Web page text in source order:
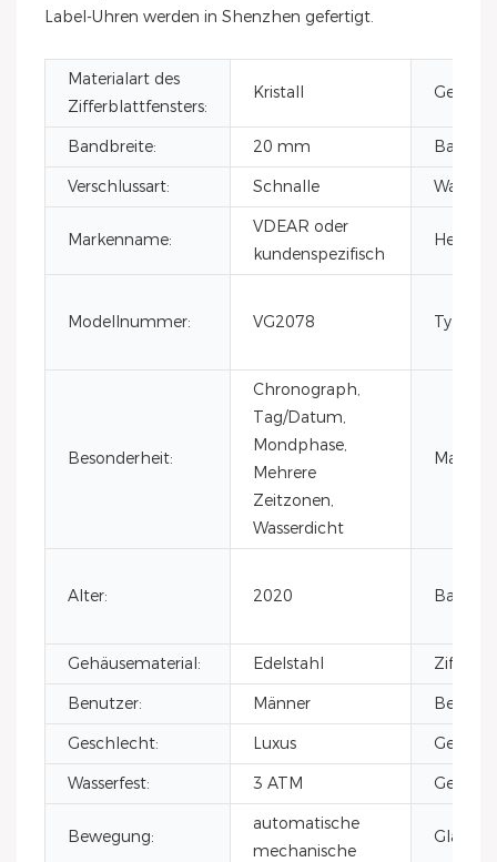
Label-Uhren werden in Shenzhen gefertigt.
Materialart des
Zifferblattfensters:
Kristall
Bandbreite: 20 mm
Verschlussart:
Schnalle
Markenname:
VDEAR oder
kundenspezifisch
Modellnummer: VG2078 Typ:
Besonderheit:
Chronograph,
Tag/Datum,
Mondphase,
Mehrere
Zeitzonen,
Wasserdicht
Material:
Alter: 2020
Gehäusematerial: Edelstahl
Benutzer:
Männer
Geschlecht:
Luxus
Wasserfest:
3 ATM
Bewegung:
automatische
mechanische
Glas: